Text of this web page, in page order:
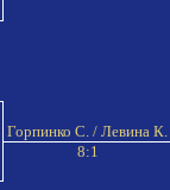
Горпинко С. / Левина К.
8:1